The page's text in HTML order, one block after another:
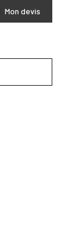
Mon devis